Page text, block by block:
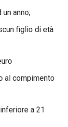
anno;
figlio di età
al compimento
a 21